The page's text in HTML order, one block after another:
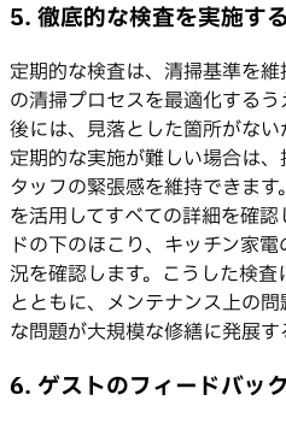
5. 徹底的な検査を実施する
定期的な検査は、清掃基準を
の清掃プロセスを最適化する
後には、見落とした箇所がない
定期的な実施が難しい場合は
タッフの緊張感を維持できま
を活用してすべての詳細を確
ドの下のほこり、キッチン家
況を確認します。こうした検
とともに、メンテナンス上の
な問題が大規模な修繕に発展す
6. ゲストのフィードバッ